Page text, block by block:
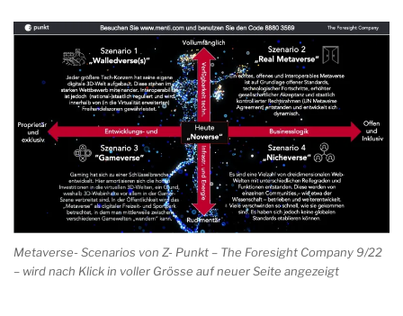
Metaverse- Scenarios von Z- Punkt – The Foresight Company 9/22
– wird nach Klick in voller Grösse auf neuer Seite angezeigt